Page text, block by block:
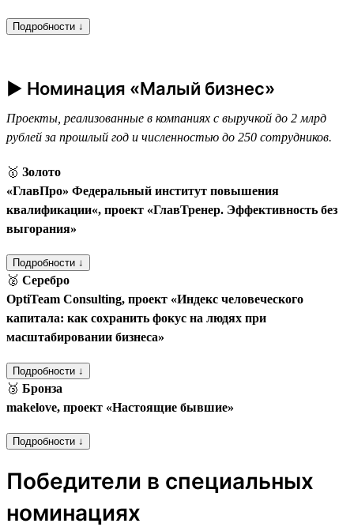
Подробности ↓
► Номинация «Малый бизнес»
Проекты, реализованные в компаниях с выручкой до 2 млрд
рублей за прошлый год и численностью до 250 сотрудников.
🥇 Золото
«ГлавПро» Федеральный институт повышения
квалификации«, проект «ГлавТренер. Эффективность без
выгорания»
Подробности ↓
🥈 Серебро
OptiTeam Consulting, проект «Индекс человеческого
капитала: как сохранить фокус на людях при
масштабировании бизнеса»
Подробности ↓
🥉 Бронза
makelove, проект «Настоящие бывшие»
Подробности ↓
Победители в специальных
номинациях